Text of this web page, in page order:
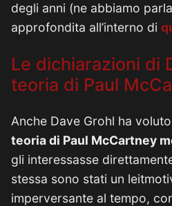
degli anni (ne abbiamo
approfondita all’interno di
Le dichiarazioni di
teoria di Paul
Anche Dave Grohl ha
teoria di Paul McCartney
gli interessasse
stessa sono stati un
imperversante al tempo,